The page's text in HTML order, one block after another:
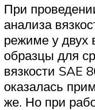
При
анализа
режиме у двух
образцы для
вязкости SAE
оказалась
же. Но при